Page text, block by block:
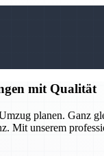
mit Qualität
planen. Ganz
unserem